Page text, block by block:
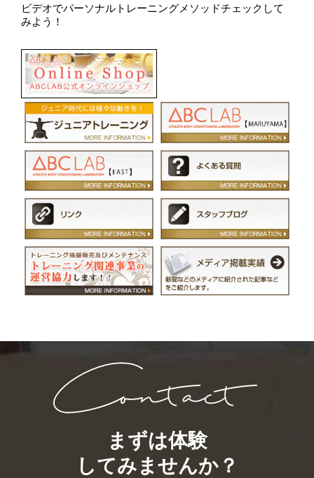
ビデオでパーソナルトレーニングメソッドチェックして
みよう！
まずは体験
してみませんか？